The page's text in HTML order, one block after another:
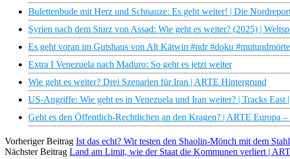
Bulettenbude mit Herz und Schnauze: Es geht weiter! | Die
Syrien nach dem Sturz von Assad: Wie geht es weiter? (2025) |
Es geht voran im Gutshaus von Alt Kätwin #ndr #doku
Extra I Venezuela nach Maduro: So geht es jetzt weiter
Wie geht es weiter? Drei Szenarien für Iran | ARTE Hintergrund
US-Angriffe: Wie geht es in Venezuela und Iran weiter? | Tracks East
Geht es den Öffentlich-Rechtlichen an den Kragen? | ARTE Europa
Vorheriger Beitrag Ist das echt? Wir testen den Shaolin-Mönch mit dem
Nächster Beitrag Land am Limit, wie der Staat die Kommunen verliert |